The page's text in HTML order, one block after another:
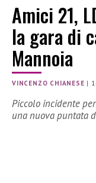
Amici 21,
la gara di
Mannoia
VINCENZO CHIANESE |
Piccolo incidente
una nuova puntata